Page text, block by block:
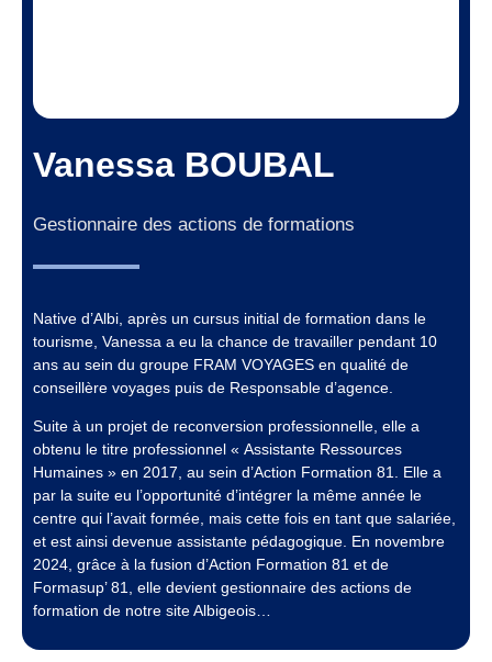
Vanessa BOUBAL
Gestionnaire des actions de formations
Native d’Albi, après un cursus initial de formation dans le
tourisme, Vanessa a eu la chance de travailler pendant 10
ans au sein du groupe FRAM VOYAGES en qualité de
conseillère voyages puis de Responsable d’agence.
Suite à un projet de reconversion professionnelle, elle a
obtenu le titre professionnel « Assistante Ressources
Humaines » en 2017, au sein d’Action Formation 81. Elle a
par la suite eu l’opportunité d’intégrer la même année le
centre qui l’avait formée, mais cette fois en tant que salariée,
et est ainsi devenue assistante pédagogique. En novembre
2024, grâce à la fusion d’Action Formation 81 et de
Formasup’ 81, elle devient gestionnaire des actions de
formation de notre site Albigeois…